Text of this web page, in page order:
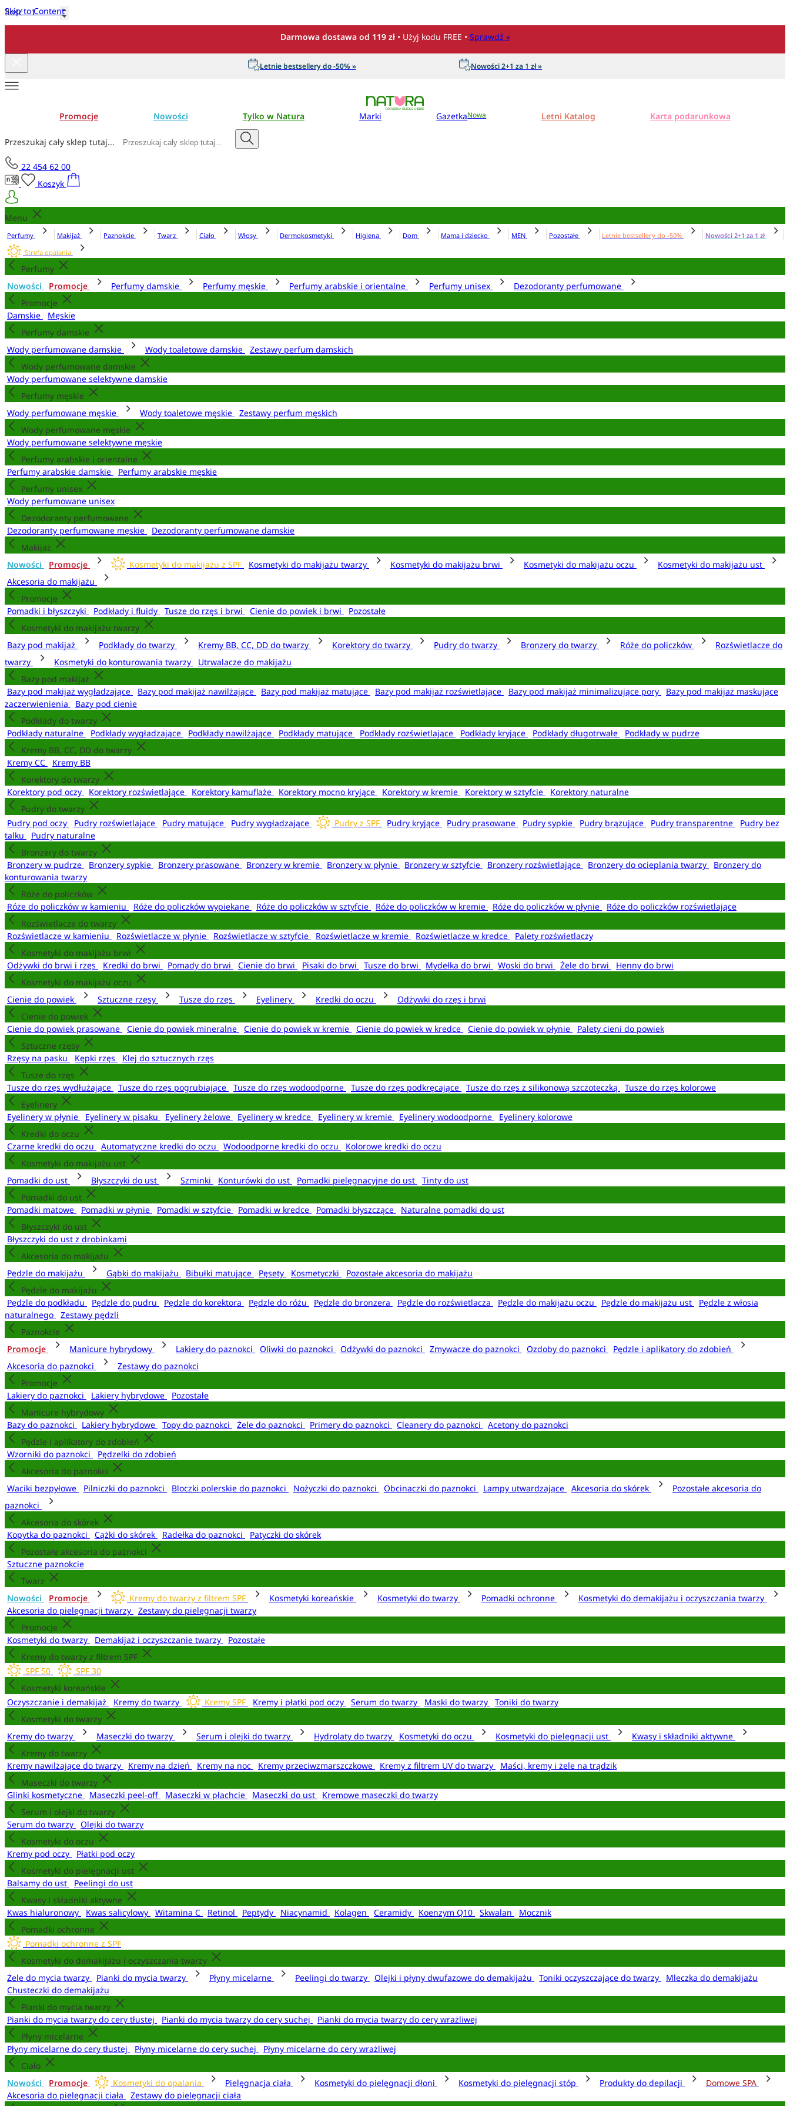
Skip to Content
Darmowa dostawa od 119 zł • Użyj kodu FREE • Sprawdź »
Letnie bestsellery do -50% » Nowości 2+1 za 1 zł »
Promocje Nowości Tylko w Natura Marki GazetkaNowa Letni Katalog Karta podarunkowa
Przeszukaj cały sklep tutaj...
22 454 62 00
Koszyk
Menu
Perfumy Makijaż Paznokcie Twarz Ciało Włosy Dermokosmetyki Higiena Dom Mama i dziecko MEN Pozostałe Letnie bestsellery do -50%
Nowości 2+1 za 1 zł
Strefa opalania
Perfumy
Nowości
Promocje Perfumy damskie Perfumy męskie Perfumy arabskie i orientalne Perfumy unisex
Dezodoranty perfumowane
Promocje
Damskie
Męskie
Perfumy damskie
Wody perfumowane damskie
Wody toaletowe damskie
Zestawy perfum damskich
Wody perfumowane damskie
Wody perfumowane selektywne damskie
Perfumy męskie
Wody perfumowane męskie
Wody toaletowe męskie
Zestawy perfum męskich
Wody perfumowane męskie
Wody perfumowane selektywne męskie
Perfumy arabskie i orientalne
Perfumy arabskie damskie
Perfumy arabskie męskie
Perfumy unisex
Wody perfumowane unisex
Dezodoranty perfumowane
Dezodoranty perfumowane męskie
Dezodoranty perfumowane damskie
Makijaż
Nowości
Promocje Kosmetyki do makijażu z SPF Kosmetyki do makijażu twarzy Kosmetyki do makijażu brwi Kosmetyki do makijażu oczu
Kosmetyki do makijażu ust
Akcesoria do makijażu
Promocje
Pomadki i błyszczyki
Podkłady i fluidy Tusze do rzęs i brwi Cienie do powiek i brwi
Pozostałe
Kosmetyki do makijażu twarzy
Bazy pod makijaż
Podkłady do twarzy Kremy BB, CC, DD do twarzy Korektory do twarzy Pudry do twarzy Bronzery do twarzy Róże do policzków
Rozświetlacze do
twarzy
Kosmetyki do konturowania twarzy
Utrwalacze do makijażu
Bazy pod makijaż
Bazy pod makijaż wygładzające
Bazy pod makijaż nawilżające Bazy pod makijaż matujące Bazy pod makijaż rozświetlające Bazy pod makijaż minimalizujące pory
Bazy pod makijaż maskujące
zaczerwienienia
Bazy pod cienie
Podkłady do twarzy
Podkłady naturalne
Podkłady wygładzające Podkłady nawilżające Podkłady matujące Podkłady rozświetlające Podkłady kryjące Podkłady długotrwałe
Podkłady w pudrze
Kremy BB, CC, DD do twarzy
Kremy CC
Kremy BB
Korektory do twarzy
Korektory pod oczy
Korektory rozświetlające Korektory kamuflaże Korektory mocno kryjące Korektory w kremie Korektory w sztyfcie
Korektory naturalne
Pudry do twarzy
Pudry pod oczy
Pudry rozświetlające Pudry matujące Pudry wygładzające Pudry z SPF Pudry kryjące Pudry prasowane Pudry sypkie Pudry brązujące Pudry transparentne
Pudry bez
talku
Pudry naturalne
Bronzery do twarzy
Bronzery w pudrze
Bronzery sypkie Bronzery prasowane Bronzery w kremie Bronzery w płynie Bronzery w sztyfcie Bronzery rozświetlające Bronzery do ocieplania twarzy
Bronzery do
konturowania twarzy
Róże do policzków
Róże do policzków w kamieniu
Róże do policzków wypiekane Róże do policzków w sztyfcie Róże do policzków w kremie Róże do policzków w płynie
Róże do policzków rozświetlające
Rozświetlacze do twarzy
Rozświetlacze w kamieniu
Rozświetlacze w płynie Rozświetlacze w sztyfcie Rozświetlacze w kremie Rozświetlacze w kredce
Palety rozświetlaczy
Kosmetyki do makijażu brwi
Odżywki do brwi i rzęs
Kredki do brwi Pomady do brwi Cienie do brwi Pisaki do brwi Tusze do brwi Mydełka do brwi Woski do brwi Żele do brwi
Henny do brwi
Kosmetyki do makijażu oczu
Cienie do powiek
Sztuczne rzęsy Tusze do rzęs Eyelinery Kredki do oczu
Odżywki do rzęs i brwi
Cienie do powiek
Cienie do powiek prasowane
Cienie do powiek mineralne Cienie do powiek w kremie Cienie do powiek w kredce Cienie do powiek w płynie
Palety cieni do powiek
Sztuczne rzęsy
Rzęsy na pasku
Kępki rzęs
Klej do sztucznych rzęs
Tusze do rzęs
Tusze do rzęs wydłużające
Tusze do rzęs pogrubiające Tusze do rzęs wodoodporne Tusze do rzęs podkręcające Tusze do rzęs z silikonową szczoteczką
Tusze do rzęs kolorowe
Eyelinery
Eyelinery w płynie
Eyelinery w pisaku Eyelinery żelowe Eyelinery w kredce Eyelinery w kremie Eyelinery wodoodporne
Eyelinery kolorowe
Kredki do oczu
Czarne kredki do oczu
Automatyczne kredki do oczu Wodoodporne kredki do oczu
Kolorowe kredki do oczu
Kosmetyki do makijażu ust
Pomadki do ust
Błyszczyki do ust Szminki Konturówki do ust Pomadki pielęgnacyjne do ust
Tinty do ust
Pomadki do ust
Pomadki matowe
Pomadki w płynie Pomadki w sztyfcie Pomadki w kredce Pomadki błyszczące
Naturalne pomadki do ust
Błyszczyki do ust
Błyszczyki do ust z drobinkami
Akcesoria do makijażu
Pędzle do makijażu
Gąbki do makijażu Bibułki matujące Pęsety Kosmetyczki
Pozostałe akcesoria do makijażu
Pędzle do makijażu
Pędzle do podkładu
Pędzle do pudru Pędzle do korektora Pędzle do różu Pędzle do bronzera Pędzle do rozświetlacza Pędzle do makijażu oczu Pędzle do makijażu ust
Pędzle z włosia
naturalnego
Zestawy pędzli
Paznokcie
Promocje
Manicure hybrydowy Lakiery do paznokci Oliwki do paznokci Odżywki do paznokci Zmywacze do paznokci Ozdoby do paznokci
Pędzle i aplikatory do zdobień
Akcesoria do paznokci
Zestawy do paznokci
Promocje
Lakiery do paznokci
Lakiery hybrydowe
Pozostałe
Manicure hybrydowy
Bazy do paznokci
Lakiery hybrydowe Topy do paznokci Żele do paznokci Primery do paznokci Cleanery do paznokci
Acetony do paznokci
Pędzle i aplikatory do zdobień
Wzorniki do paznokci
Pędzelki do zdobień
Akcesoria do paznokci
Waciki bezpyłowe
Pilniczki do paznokci Bloczki polerskie do paznokci Nożyczki do paznokci Obcinaczki do paznokci Lampy utwardzające Akcesoria do skórek
Pozostałe akcesoria do
paznokci
Akcesoria do skórek
Kopytka do paznokci
Cążki do skórek Radełka do paznokci
Patyczki do skórek
Pozostałe akcesoria do paznokci
Sztuczne paznokcie
Twarz
Nowości
Promocje Kremy do twarzy z filtrem SPF Kosmetyki koreańskie Kosmetyki do twarzy Pomadki ochronne
Kosmetyki do demakijażu i oczyszczania twarzy
Akcesoria do pielęgnacji twarzy
Zestawy do pielęgnacji twarzy
Promocje
Kosmetyki do twarzy
Demakijaż i oczyszczanie twarzy
Pozostałe
Kremy do twarzy z filtrem SPF
SPF 50
SPF 30
Kosmetyki koreańskie
Oczyszczanie i demakijaż
Kremy do twarzy Kremy SPF Kremy i płatki pod oczy Serum do twarzy Maski do twarzy
Toniki do twarzy
Kosmetyki do twarzy
Kremy do twarzy
Maseczki do twarzy Serum i olejki do twarzy Hydrolaty do twarzy Kosmetyki do oczu Kosmetyki do pielęgnacji ust
Kwasy i składniki aktywne
Kremy do twarzy
Kremy nawilżające do twarzy
Kremy na dzień Kremy na noc Kremy przeciwzmarszczkowe Kremy z filtrem UV do twarzy
Maści, kremy i żele na trądzik
Maseczki do twarzy
Glinki kosmetyczne
Maseczki peel-off Maseczki w płachcie Maseczki do ust
Kremowe maseczki do twarzy
Serum i olejki do twarzy
Serum do twarzy
Olejki do twarzy
Kosmetyki do oczu
Kremy pod oczy
Płatki pod oczy
Kosmetyki do pielęgnacji ust
Balsamy do ust
Peelingi do ust
Kwasy i składniki aktywne
Kwas hialuronowy
Kwas salicylowy Witamina C Retinol Peptydy Niacynamid Kolagen Ceramidy Koenzym Q10 Skwalan
Mocznik
Pomadki ochronne
Pomadki ochronne z SPF
Kosmetyki do demakijażu i oczyszczania twarzy
Żele do mycia twarzy
Pianki do mycia twarzy Płyny micelarne Peelingi do twarzy Olejki i płyny dwufazowe do demakijażu Toniki oczyszczające do twarzy
Mleczka do demakijażu
Chusteczki do demakijażu
Pianki do mycia twarzy
Pianki do mycia twarzy do cery tłustej
Pianki do mycia twarzy do cery suchej
Pianki do mycia twarzy do cery wrażliwej
Płyny micelarne
Płyny micelarne do cery tłustej
Płyny micelarne do cery suchej
Płyny micelarne do cery wrażliwej
Ciało
Nowości
Promocje Kosmetyki do opalania Pielęgnacja ciała Kosmetyki do pielęgnacji dłoni Kosmetyki do pielęgnacji stóp Produkty do depilacji
Domowe SPA
Akcesoria do pielęgnacji ciała
Zestawy do pielęgnacji ciała
Ilość